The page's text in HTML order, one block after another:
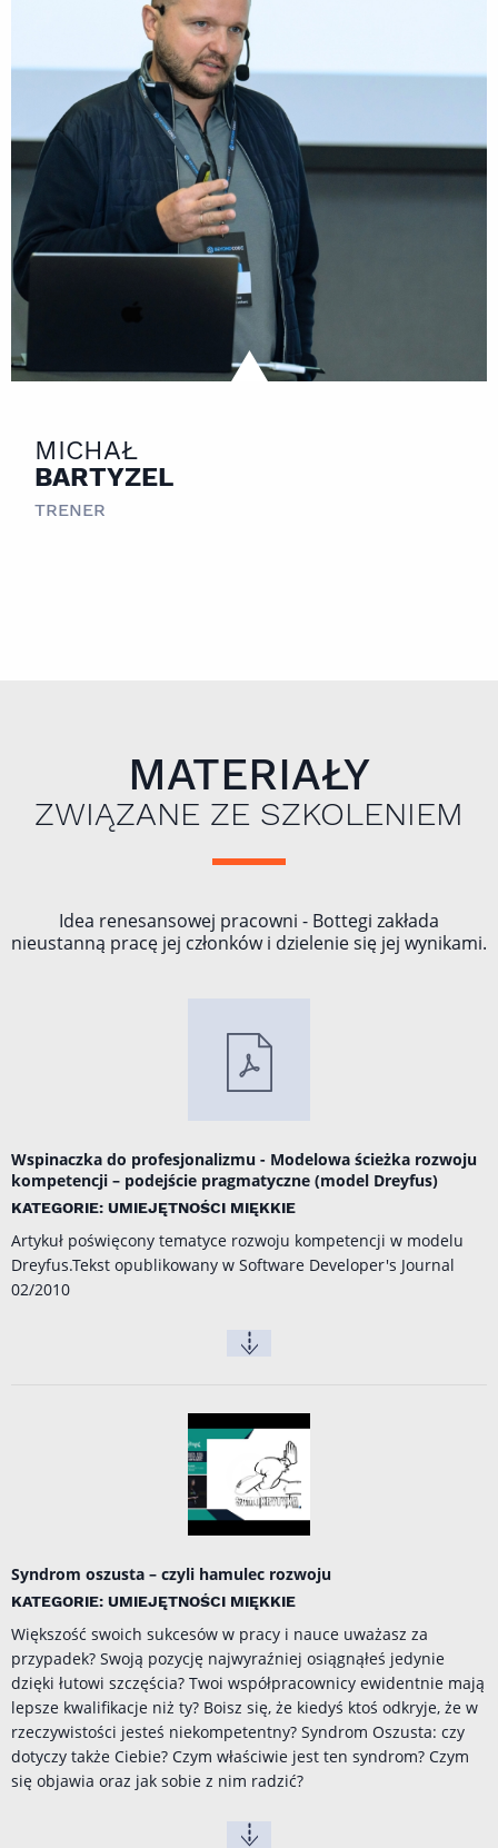
MICHAŁ
BARTYZEL
TRENER
MATERIAŁY
ZWIĄZANE ZE SZKOLENIEM
Idea renesansowej pracowni - Bottegi zakłada
nieustanną pracę jej członków i dzielenie się jej wynikami.
Wspinaczka do profesjonalizmu - Modelowa ścieżka rozwoju
kompetencji – podejście pragmatyczne (model Dreyfus)
KATEGORIE: UMIEJĘTNOŚCI MIĘKKIE
Artykuł poświęcony tematyce rozwoju kompetencji w modelu
Dreyfus.Tekst opublikowany w Software Developer's Journal
02/2010
Syndrom oszusta – czyli hamulec rozwoju
KATEGORIE: UMIEJĘTNOŚCI MIĘKKIE
Większość swoich sukcesów w pracy i nauce uważasz za
przypadek? Swoją pozycję najwyraźniej osiągnąłeś jedynie
dzięki łutowi szczęścia? Twoi współpracownicy ewidentnie mają
lepsze kwalifikacje niż ty? Boisz się, że kiedyś ktoś odkryje, że w
rzeczywistości jesteś niekompetentny? Syndrom Oszusta: czy
dotyczy także Ciebie? Czym właściwie jest ten syndrom? Czym
się objawia oraz jak sobie z nim radzić?